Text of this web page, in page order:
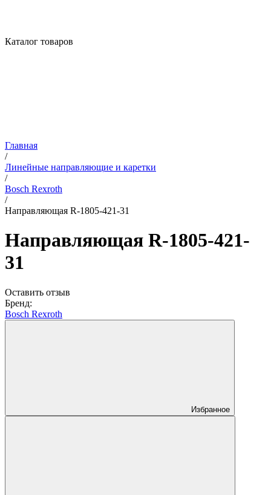
Каталог товаров
Главная
/
Линейные направляющие и каретки
/
Bosch Rexroth
/
Направляющая R-1805-421-31
Направляющая R-1805-421-
31
Оставить отзыв
Бренд:
Bosch Rexroth
Избранное